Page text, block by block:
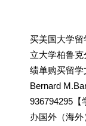
买美国大学留
立大学柏鲁
绩单购买留
Bernard
936794295【
办国外（海